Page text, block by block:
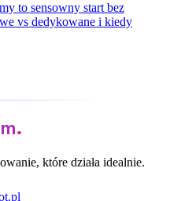
to sensowny start bez
vs dedykowane i kiedy
które działa idealnie.